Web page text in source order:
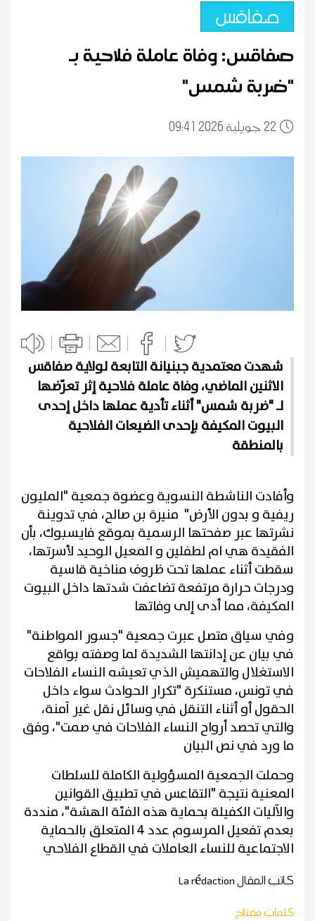
صفاقس
صفاقس: وفاة عاملة فلاحية بـ
"ضربة شمس"
22 09:41 2026 جويلية
شهدت معتمدية جبنيانة التابعة لولاية صفاقس
الاثنين الماضي، وفاة عاملة فلاحية إثر تعرّضها
لـ "ضربة شمس" أثناء تأدية عملها داخل إحدى
البيوت المكيفة بإحدى الضيعات الفلاحية
بالمنطقة
وأفادت الناشطة النسوية وعضوة جمعية "المليون
ريفية و بدون الأرض" منيرة بن صالح، في تدوينة
نشرتها عبر صفحتها الرسمية بموقع فايسبوك، بأن
الفقيدة هي ام لطفلين و المعيل الوحيد لأسرتها،
سقطت أثناء عملها تحت ظروف مناخية قاسية
ودرجات حرارة مرتفعة تضاعفت شدتها داخل البيوت
المكيفة، مما أدى إلى وفاتها
وفي سياق متصل عبرت جمعية "جسور المواطنة"
في بيان عن إدانتها الشديدة لما وصفته بواقع
الاستغلال والتهميش الذي تعيشه النساء الفلاحات
في تونس، مستنكرة "تكرار الحوادث سواء داخل
الحقول أو أثناء التنقل في وسائل نقل غير آمنة،
والتي تحصد أرواح النساء الفلاحات في صمت"، وفق
ما ورد في نص البيان
وحملت الجمعية المسؤولية الكاملة للسلطات
المعنية نتيجة "التقاعس في تطبيق القوانين
والآليات الكفيلة بحماية هذه الفئة الهشة"، منددة
بعدم تفعيل المرسوم عدد 4 المتعلق بالحماية
الاجتماعية للنساء العاملات في القطاع الفلاحي
كاتب المقالLa rédaction
كلمات مفتاح